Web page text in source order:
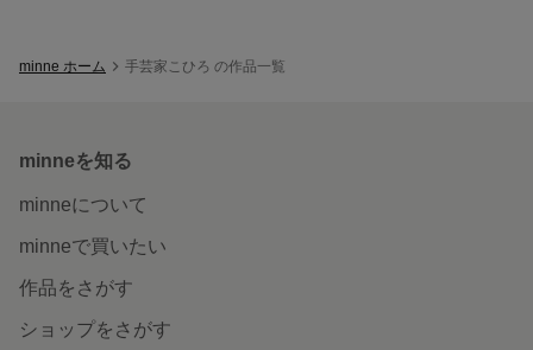
minne ホーム 手芸家こひろ の作品一覧
minneを知る
minneについて
minneで買いたい
作品をさがす
ショップをさがす